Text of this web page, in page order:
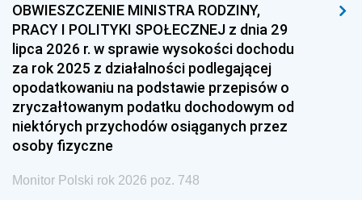
OBWIESZCZENIE MINISTRA RODZINY,
PRACY I POLITYKI SPOŁECZNEJ z dnia 29
lipca 2026 r. w sprawie wysokości dochodu
za rok 2025 z działalności podlegającej
opodatkowaniu na podstawie przepisów o
zryczałtowanym podatku dochodowym od
niektórych przychodów osiąganych przez
osoby fizyczne
Monitor Polski rok 2026 poz. 748